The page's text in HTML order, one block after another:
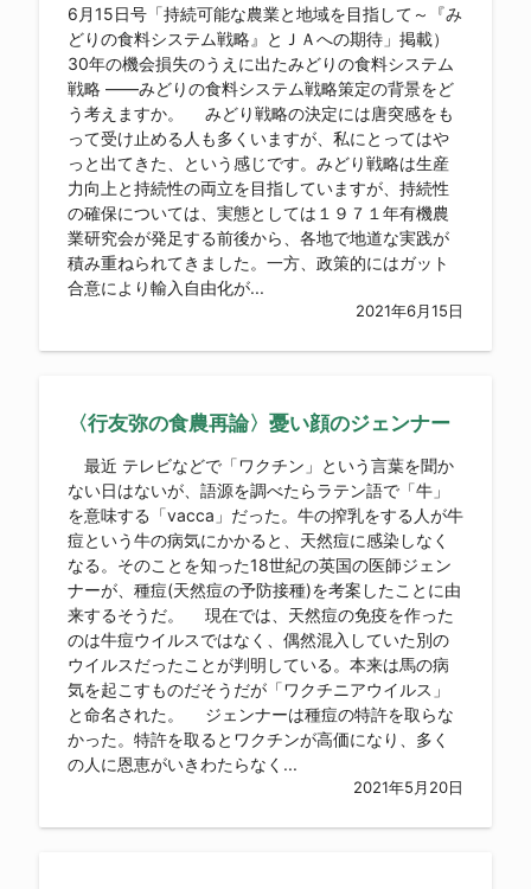
6月15日号「持続可能な農業と地域を目指して～『み
どりの食料システム戦略』とＪＡへの期待」掲載）
30年の機会損失のうえに出たみどりの食料システム
戦略 ――みどりの食料システム戦略策定の背景をど
う考えますか。 みどり戦略の決定には唐突感をも
って受け止める人も多くいますが、私にとってはや
っと出てきた、という感じです。みどり戦略は生産
力向上と持続性の両立を目指していますが、持続性
の確保については、実態としては１９７１年有機農
業研究会が発足する前後から、各地で地道な実践が
積み重ねられてきました。一方、政策的にはガット
合意により輸入自由化が...
2021年6月15日
〈行友弥の食農再論〉憂い顔のジェンナー
最近 テレビなどで「ワクチン」という言葉を聞か
ない日はないが、語源を調べたらラテン語で「牛」
を意味する「vacca」だった。牛の搾乳をする人が牛
痘という牛の病気にかかると、天然痘に感染しなく
なる。そのことを知った18世紀の英国の医師ジェン
ナーが、種痘(天然痘の予防接種)を考案したことに由
来するそうだ。 現在では、天然痘の免疫を作った
のは牛痘ウイルスではなく、偶然混入していた別の
ウイルスだったことが判明している。本来は馬の病
気を起こすものだそうだが「ワクチニアウイルス」
と命名された。 ジェンナーは種痘の特許を取らな
かった。特許を取るとワクチンが高価になり、多く
の人に恩恵がいきわたらなく...
2021年5月20日